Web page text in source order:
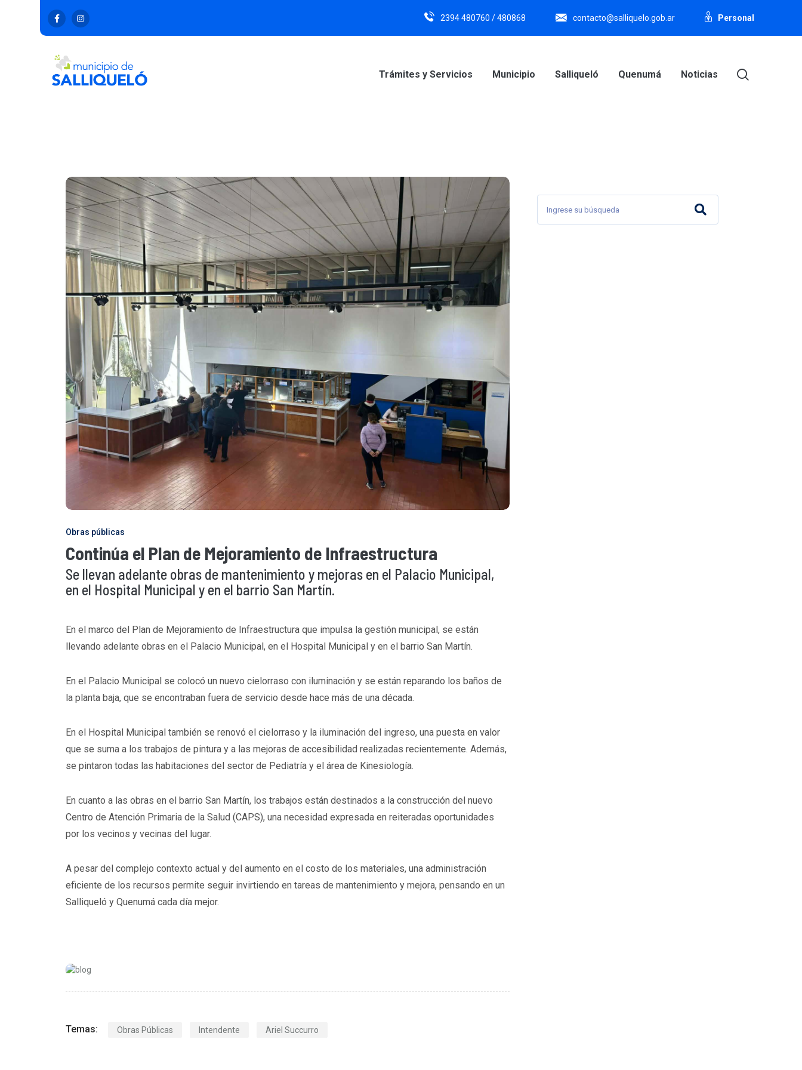
2394 480760 / 480868 contacto@salliquelo.gob.ar Personal
Trámites y Servicios Municipio Salliqueló Quenumá Noticias
Obras públicas
Continúa el Plan de Mejoramiento de Infraestructura
Se llevan adelante obras de mantenimiento y mejoras en el Palacio Municipal,
en el Hospital Municipal y en el barrio San Martín.
En el marco del Plan de Mejoramiento de Infraestructura que impulsa la gestión municipal, se están
llevando adelante obras en el Palacio Municipal, en el Hospital Municipal y en el barrio San Martín.
En el Palacio Municipal se colocó un nuevo cielorraso con iluminación y se están reparando los baños de
la planta baja, que se encontraban fuera de servicio desde hace más de una década.
En el Hospital Municipal también se renovó el cielorraso y la iluminación del ingreso, una puesta en valor
que se suma a los trabajos de pintura y a las mejoras de accesibilidad realizadas recientemente. Además,
se pintaron todas las habitaciones del sector de Pediatría y el área de Kinesiología.
En cuanto a las obras en el barrio San Martín, los trabajos están destinados a la construcción del nuevo
Centro de Atención Primaria de la Salud (CAPS), una necesidad expresada en reiteradas oportunidades
por los vecinos y vecinas del lugar.
A pesar del complejo contexto actual y del aumento en el costo de los materiales, una administración
eficiente de los recursos permite seguir invirtiendo en tareas de mantenimiento y mejora, pensando en un
Salliqueló y Quenumá cada día mejor.
Temas: Obras Públicas Intendente Ariel Succurro